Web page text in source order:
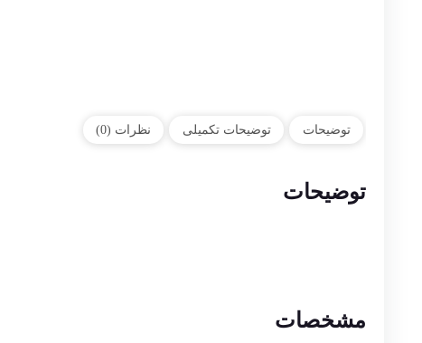
توضیحات توضیحات تکمیلی نظرات (0)
توضیحات
مشخصات